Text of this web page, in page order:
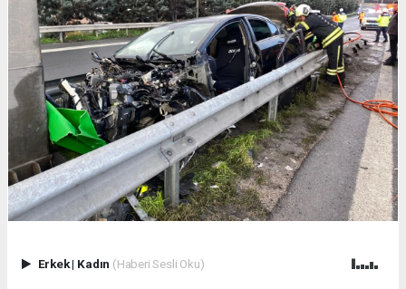
Erkek| Kadın (Haberi Sesli Oku)